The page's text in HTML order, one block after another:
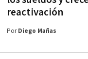
reactivación
PorDiego Mañas